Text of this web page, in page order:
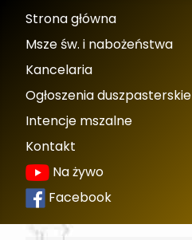
Strona główna
Msze św. i nabożeństwa
Kancelaria
Ogłoszenia duszpasterskie
Intencje mszalne
Kontakt
Na żywo
Facebook